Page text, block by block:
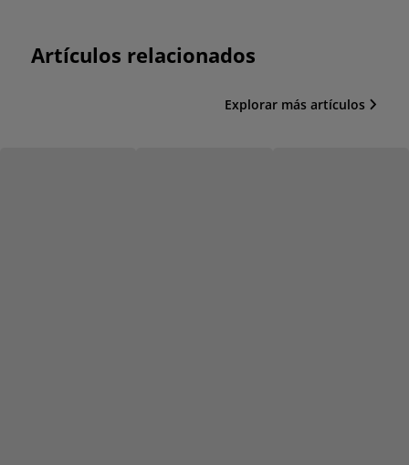
Artículos relacionados
Explorar más artículos